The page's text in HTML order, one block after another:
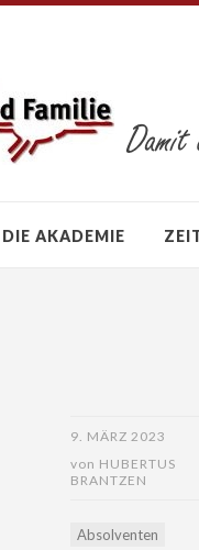
DIE AKADEMIE
9. MÄRZ 2023
von HUBERTUS
BRANTZEN
Absolventen